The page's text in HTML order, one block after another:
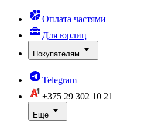
Оплата частями
Для юрлиц
Покупателям
Telegram
+375 29 302 10 21
Еще